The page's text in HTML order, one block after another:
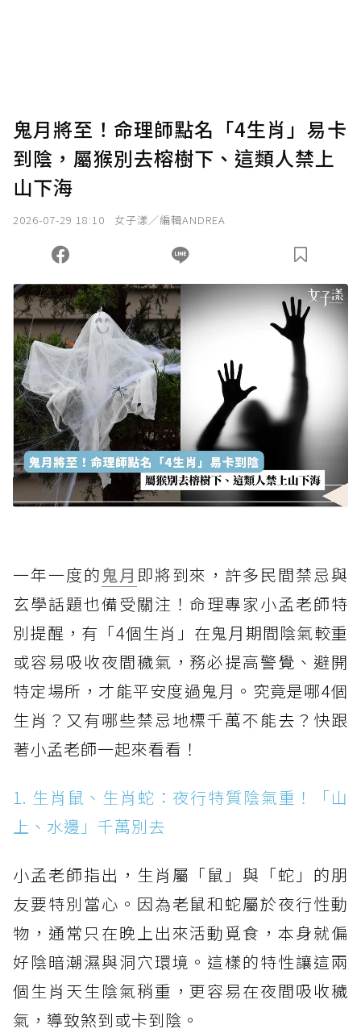
鬼月將至！命理師點名「4生肖」易卡
到陰，屬猴別去榕樹下、這類人禁上
山下海
2026-07-29 18:10 女子漾／編輯ANDREA
一年一度的鬼月 即將到來，許多民間禁忌與
玄學話題也備受關注！命理專家小孟老師特
別提醒，有「4個生肖」在鬼月期間陰氣較重
或容易吸收夜間穢氣，務必提高警覺、避開
特定場所，才能平安度過鬼月。究竟是哪4個
生肖？又有哪些禁忌地標千萬不能去？快跟
著小孟老師一起來看看！
1. 生肖鼠、生肖蛇：夜行特質陰氣重！「山
上、水邊」千萬別去
小孟老師指出，生肖屬「鼠」與「蛇」的朋
友要特別當心。因為老鼠和蛇屬於夜行性動
物，通常只在晚上出來活動覓食，本身就偏
好陰暗潮濕與洞穴環境。這樣的特性讓這兩
個生肖天生陰氣稍重，更容易在夜間吸收穢
氣，導致煞到或卡到陰。